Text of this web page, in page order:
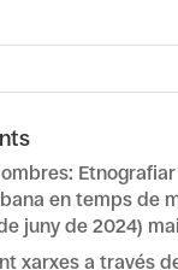
Etnografiar
en temps de
juny de 2024)
xarxes a través